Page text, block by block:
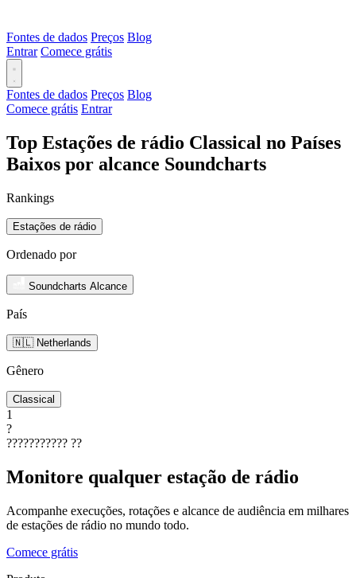
Fontes de dados Preços Blog
Entrar Comece grátis
Fontes de dados Preços Blog
Comece grátis Entrar
Top Estações de rádio Classical no Países
Baixos por alcance Soundcharts
Rankings
Estações de rádio
Ordenado por
Soundcharts Alcance
País
🇳🇱 Netherlands
Gênero
Classical
1
?
??????????? ??
Monitore qualquer estação de rádio
Acompanhe execuções, rotações e alcance de audiência em milhares
de estações de rádio no mundo todo.
Comece grátis